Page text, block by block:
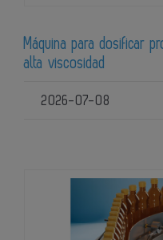
Máquina para dosificar
alta viscosidad
2026-07-08